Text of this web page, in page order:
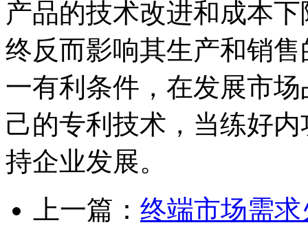
产品的技术改进和成本
终反而影响其生产和销
一有利条件，在发展市
己的专利技术，当练好
持企业发展。
上一篇： 终端市场需